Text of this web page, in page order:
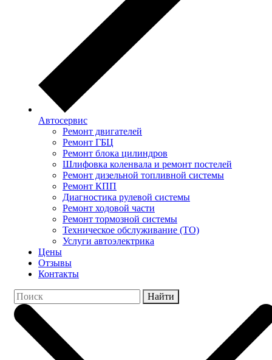
Автосервис
Ремонт двигателей
Ремонт ГБЦ
Ремонт блока цилиндров
Шлифовка коленвала и ремонт постелей
Ремонт дизельной топливной системы
Ремонт КПП
Диагностика рулевой системы
Ремонт ходовой части
Ремонт тормозной системы
Техническое обслуживание (ТО)
Услуги автоэлектрика
Цены
Отзывы
Контакты
Найти